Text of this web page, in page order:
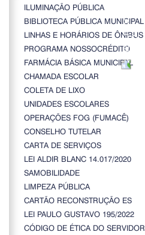
ILUMINAÇÃO PÚBLICA
BIBLIOTECA PÚBLICA MUNICIPAL
LINHAS E HORÁRIOS DE ÔNIBUS
PROGRAMA NOSSOCRÉDITO
FARMÁCIA BÁSICA MUNICIPAL
CHAMADA ESCOLAR
COLETA DE LIXO
UNIDADES ESCOLARES
OPERAÇÕES FOG (FUMACÊ)
CONSELHO TUTELAR
CARTA DE SERVIÇOS
LEI ALDIR BLANC 14.017/2020
SAMOBILIDADE
LIMPEZA PÚBLICA
CARTÃO RECONSTRUÇÃO ES
LEI PAULO GUSTAVO 195/2022
CÓDIGO DE ÉTICA DO SERVIDOR